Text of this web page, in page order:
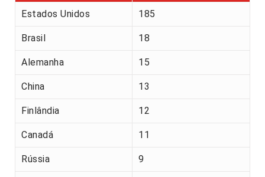
Estados Unidos 185
Brasil 18
Alemanha 15
China 13
Finlândia 12
Canadá 11
Rússia 9